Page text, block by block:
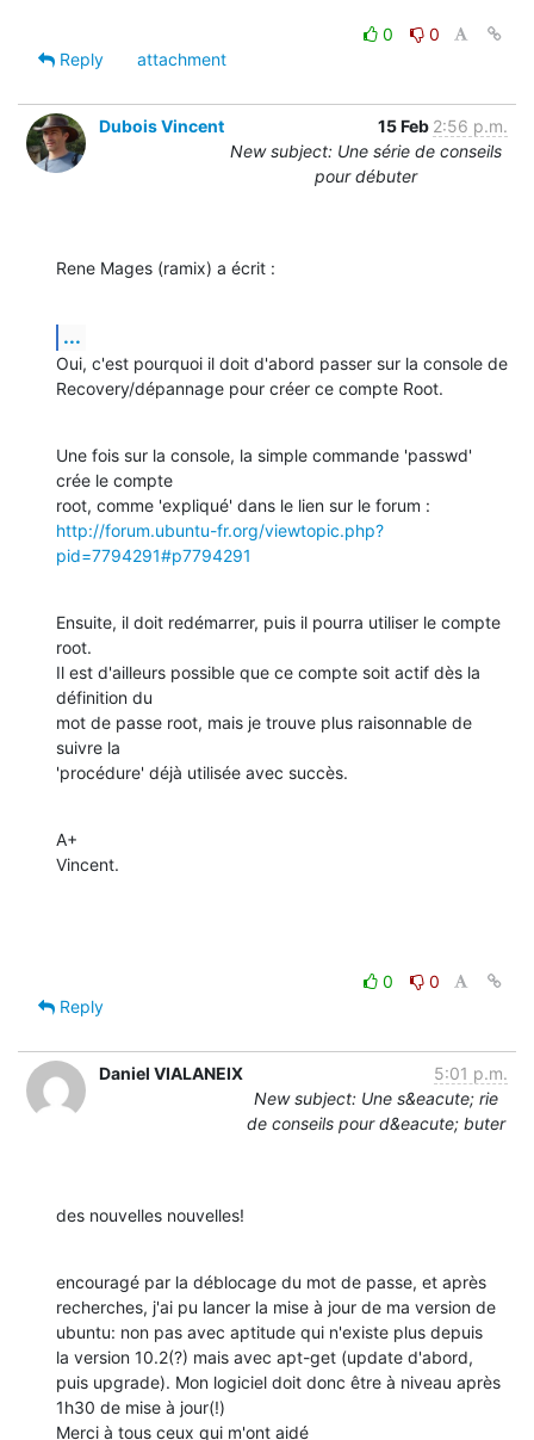
0
0
Reply
attachment
Dubois Vincent 15 Feb 2:56 p.m.
New subject: Une série de conseils
pour débuter
Rene Mages (ramix) a écrit :
...
Oui, c'est pourquoi il doit d'abord passer sur la console de
Recovery/dépannage pour créer ce compte Root.
Une fois sur la console, la simple commande 'passwd'
crée le compte
http://forum.ubuntu-fr.org/viewtopic.php?
pid=7794291#p7794291
Ensuite, il doit redémarrer, puis il pourra utiliser le compte
root.
Il est d'ailleurs possible que ce compte soit actif dès la
définition du
mot de passe root, mais je trouve plus raisonnable de
suivre la
'procédure' déjà utilisée avec succès.
A+
Vincent.
0
0
Reply
Daniel VIALANEIX
5:01 p.m.
New subject: Une s&eacute; rie
de conseils pour d&eacute; buter
des nouvelles nouvelles!
encouragé par la déblocage du mot de passe, et après
recherches, j'ai pu lancer la mise à jour de ma version de
ubuntu: non pas avec aptitude qui n'existe plus depuis
la version 10.2(?) mais avec apt-get (update d'abord,
puis upgrade). Mon logiciel doit donc être à niveau après
1h30 de mise à jour(!)
Merci à tous ceux qui m'ont aidé